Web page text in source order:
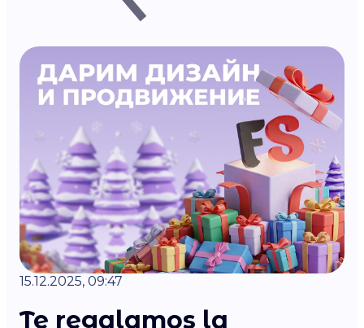
15.12.2025, 09:47
Te regalamos la